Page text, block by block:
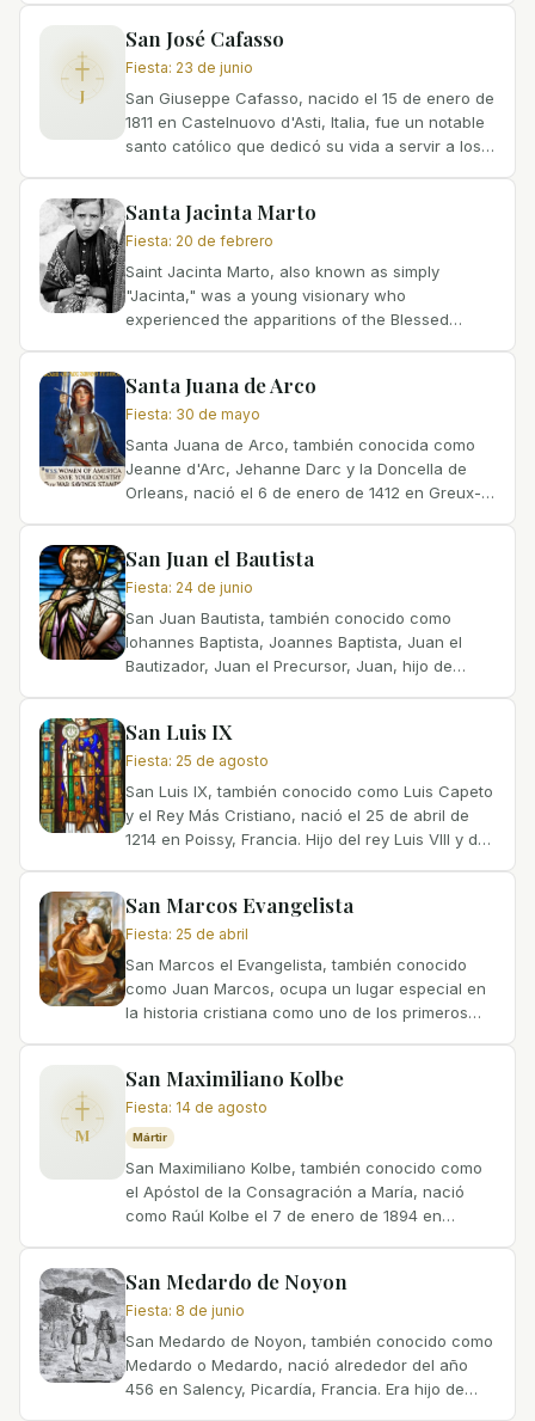
J
San José Cafasso
Fiesta: 23 de junio
San Giuseppe Cafasso, nacido el 15 de enero de
1811 en Castelnuovo d'Asti, Italia, fue un notable
santo católico que dedicó su vida a servir a los
Santa Jacinta Marto
Fiesta: 20 de febrero
Saint Jacinta Marto, also known as simply
"Jacinta," was a young visionary who
experienced the apparitions of the Blessed
Santa Juana de Arco
Fiesta: 30 de mayo
Santa Juana de Arco, también conocida como
Jeanne d'Arc, Jehanne Darc y la Doncella de
Orleans, nació el 6 de enero de 1412 en Greux-
San Juan el Bautista
Fiesta: 24 de junio
San Juan Bautista, también conocido como
Iohannes Baptista, Joannes Baptista, Juan el
Bautizador, Juan el Precursor, Juan, hijo de
San Luis IX
Fiesta: 25 de agosto
San Luis IX, también conocido como Luis Capeto
y el Rey Más Cristiano, nació el 25 de abril de
1214 en Poissy, Francia. Hijo del rey Luis VIII y de
San Marcos Evangelista
Fiesta: 25 de abril
San Marcos el Evangelista, también conocido
como Juan Marcos, ocupa un lugar especial en
la historia cristiana como uno de los primeros
M
San Maximiliano Kolbe
Fiesta: 14 de agosto
Mártir
San Maximiliano Kolbe, también conocido como
el Apóstol de la Consagración a María, nació
como Raúl Kolbe el 7 de enero de 1894 en
San Medardo de Noyon
Fiesta: 8 de junio
San Medardo de Noyon, también conocido como
Medardo o Medardo, nació alrededor del año
456 en Salency, Picardía, Francia. Era hijo de